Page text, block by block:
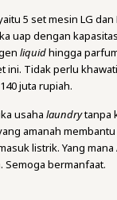
5 set mesin LG
uap dengan
liquidhingga
ini. Tidak perlu
juta rupiah.
usahalaundrytanpa
amanah
listrik. Yang
Semoga bermanfaat.